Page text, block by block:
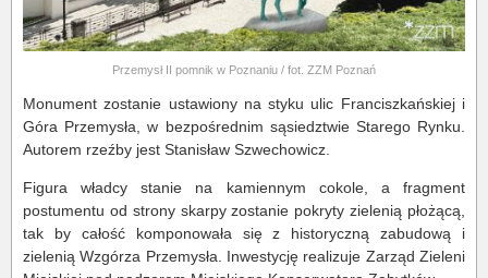
Przemysł II pomnik w Poznaniu / fot. ZZM Poznań
Monument zostanie ustawiony na styku ulic Franciszkańskiej i
Góra Przemysła, w bezpośrednim sąsiedztwie Starego Rynku.
Autorem rzeźby jest Stanisław Szwechowicz.
Figura władcy stanie na kamiennym cokole, a fragment
postumentu od strony skarpy zostanie pokryty zielenią płożącą,
tak by całość komponowała się z historyczną zabudową i
zielenią Wzgórza Przemysła. Inwestycję realizuje Zarząd Zieleni